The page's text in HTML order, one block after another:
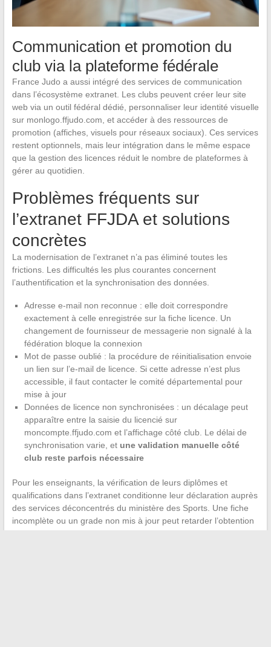
Communication et promotion du
club via la plateforme fédérale
France Judo a aussi intégré des services de communication
dans l’écosystème extranet. Les clubs peuvent créer leur site
web via un outil fédéral dédié, personnaliser leur identité visuelle
sur monlogo.ffjudo.com, et accéder à des ressources de
promotion (affiches, visuels pour réseaux sociaux). Ces services
restent optionnels, mais leur intégration dans le même espace
que la gestion des licences réduit le nombre de plateformes à
gérer au quotidien.
Problèmes fréquents sur
l’extranet FFJDA et solutions
concrètes
La modernisation de l’extranet n’a pas éliminé toutes les
frictions. Les difficultés les plus courantes concernent
l’authentification et la synchronisation des données.
Adresse e-mail non reconnue : elle doit correspondre
exactement à celle enregistrée sur la fiche licence. Un
changement de fournisseur de messagerie non signalé à la
fédération bloque la connexion
Mot de passe oublié : la procédure de réinitialisation envoie
un lien sur l’e-mail de licence. Si cette adresse n’est plus
accessible, il faut contacter le comité départemental pour
mise à jour
Données de licence non synchronisées : un décalage peut
apparaître entre la saisie du licencié sur
moncompte.ffjudo.com et l’affichage côté club. Le délai de
synchronisation varie, et une validation manuelle côté
club reste parfois nécessaire
Pour les enseignants, la vérification de leurs diplômes et
qualifications dans l’extranet conditionne leur déclaration auprès
des services déconcentrés du ministère des Sports. Une fiche
incomplète ou un grade non mis à jour peut retarder l’obtention